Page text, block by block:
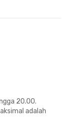
20.00.
adalah